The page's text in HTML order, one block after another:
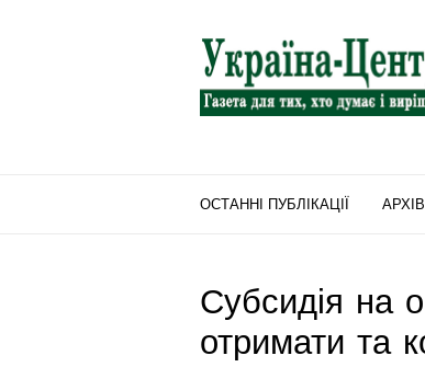
"Україна-
Центр"
ОСТАННІ ПУБЛІКАЦІЇ
Субсидія на
отримати та